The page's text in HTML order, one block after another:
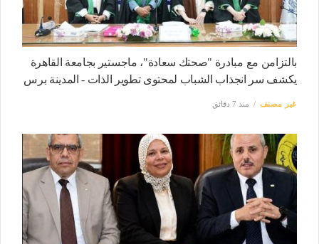
بالتزامن مع مبادرة "صحتك سعادة"، ماجستير بجامعة القاهرة
يكشف سر انجذاب الشباب لمحتوى تطوير الذات - المدينة برس
غير مصنف منذ 7 دقائق